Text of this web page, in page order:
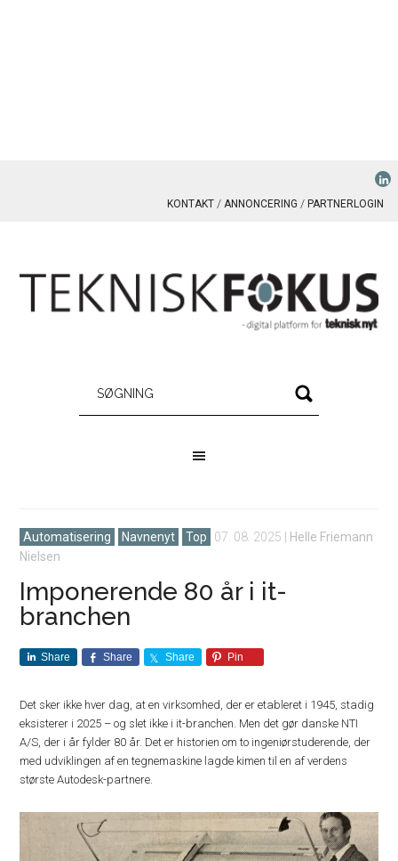
KONTAKT ANNONCERING PARTNERLOGIN
Automatisering Navnenyt Top 07. 08. 2025
Helle Friemann
Nielsen
Imponerende 80 år i it-
branchen
Share Share Share Pin
Det sker ikke hver dag, at en virksomhed, der er etableret i 1945, stadig
eksisterer i 2025 – og slet ikke i it-branchen. Men det gør danske NTI
A/S, der i år fylder 80 år. Det er historien om to ingeniørstuderende, der
med udviklingen af en tegnemaskine lagde kimen til en af verdens
største Autodesk-partnere.